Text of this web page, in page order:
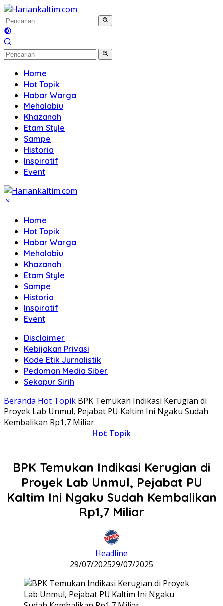
Langsung
ke
konten
Home
Hot Topik
Habar Warga
Mehalabiu
Khazanah
Etam Style
Sampe
Historia
Inspiratif
Event
Home
Hot Topik
Habar Warga
Mehalabiu
Khazanah
Etam Style
Sampe
Historia
Inspiratif
Event
Disclaimer
Kebijakan Privasi
Kode Etik Jurnalistik
Pedoman Media Siber
Sekapur Sirih
Beranda Hot Topik BPK Temukan Indikasi Kerugian di
Proyek Lab Unmul, Pejabat PU Kaltim Ini Ngaku Sudah
Kembalikan Rp1,7 Miliar
Hot Topik
BPK Temukan Indikasi Kerugian di
Proyek Lab Unmul, Pejabat PU
Kaltim Ini Ngaku Sudah Kembalikan
Rp1,7 Miliar
Headline
29/07/202529/07/2025